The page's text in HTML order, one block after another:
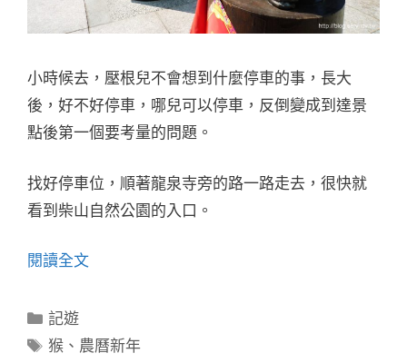
小時候去，壓根兒不會想到什麼停車的事，長大
後，好不好停車，哪兒可以停車，反倒變成到達景
點後第一個要考量的問題。
找好停車位，順著龍泉寺旁的路一路走去，很快就
看到柴山自然公園的入口。
閱讀全文
分
類
記遊
標
猴 、 農曆新年